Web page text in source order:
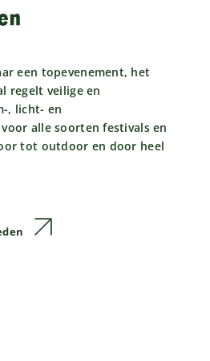
een topevenement, het
regelt veilige en
, licht- en
alle soorten festivals en
tot outdoor en door heel